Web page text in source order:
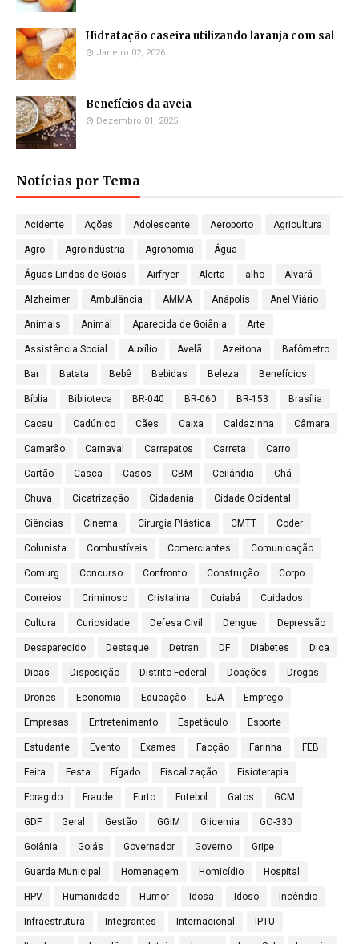
Hidratação caseira utilizando laranja com sal
Janeiro 02, 2026
Benefícios da aveia
Dezembro 01, 2025
Notícias por Tema
Acidente Ações Adolescente Aeroporto Agricultura
Agro Agroindústria Agronomia Água
Águas Lindas de Goiás Airfryer Alerta alho Alvará
Alzheimer Ambulância AMMA Anápolis Anel Viário
Animais Animal Aparecida de Goiânia Arte
Assistência Social Auxílio Avelã Azeitona Bafômetro
Bar Batata Bebê Bebidas Beleza Benefícios
Bíblia Biblioteca BR-040 BR-060 BR-153 Brasília
Cacau Cadúnico Cães Caixa Caldazinha Câmara
Camarão Carnaval Carrapatos Carreta Carro
Cartão Casca Casos CBM Ceilândia Chá
Chuva Cicatrização Cidadania Cidade Ocidental
Ciências Cinema Cirurgia Plástica CMTT Coder
Colunista Combustíveis Comerciantes Comunicação
Comurg Concurso Confronto Construção Corpo
Correios Criminoso Cristalina Cuiabá Cuidados
Cultura Curiosidade Defesa Civil Dengue Depressão
Desaparecido Destaque Detran DF Diabetes Dica
Dicas Disposição Distrito Federal Doações Drogas
Drones Economia Educação EJA Emprego
Empresas Entretenimento Espetáculo Esporte
Estudante Evento Exames Facção Farinha FEB
Feira Festa Fígado Fiscalização Fisioterapia
Foragido Fraude Furto Futebol Gatos GCM
GDF Geral Gestão GGIM Glicemia GO-330
Goiânia Goiás Governador Governo Gripe
Guarda Municipal Homenagem Homicídio Hospital
HPV Humanidade Humor Idosa Idoso Incêndio
Infraestrutura Integrantes Internacional IPTU